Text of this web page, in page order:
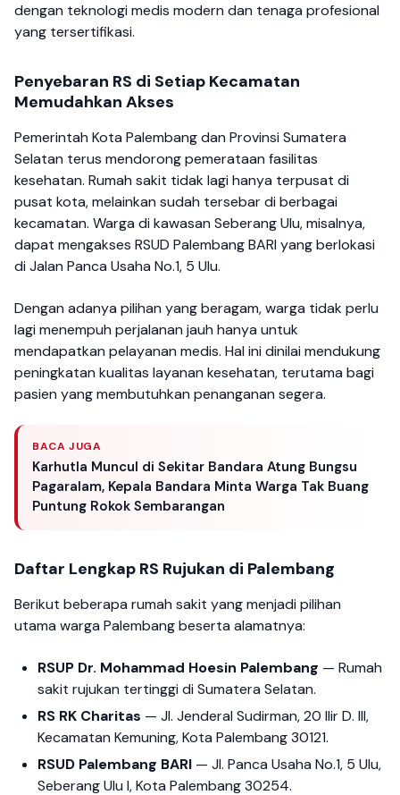
dengan teknologi medis modern dan tenaga profesional
yang tersertifikasi.
Penyebaran RS di Setiap Kecamatan
Memudahkan Akses
Pemerintah Kota Palembang dan Provinsi Sumatera
Selatan terus mendorong pemerataan fasilitas
kesehatan. Rumah sakit tidak lagi hanya terpusat di
pusat kota, melainkan sudah tersebar di berbagai
kecamatan. Warga di kawasan Seberang Ulu, misalnya,
dapat mengakses RSUD Palembang BARI yang berlokasi
di Jalan Panca Usaha No.1, 5 Ulu.
Dengan adanya pilihan yang beragam, warga tidak perlu
lagi menempuh perjalanan jauh hanya untuk
mendapatkan pelayanan medis. Hal ini dinilai mendukung
peningkatan kualitas layanan kesehatan, terutama bagi
pasien yang membutuhkan penanganan segera.
BACA JUGA
Karhutla Muncul di Sekitar Bandara Atung Bungsu
Pagaralam, Kepala Bandara Minta Warga Tak Buang
Puntung Rokok Sembarangan
Daftar Lengkap RS Rujukan di Palembang
Berikut beberapa rumah sakit yang menjadi pilihan
utama warga Palembang beserta alamatnya:
RSUP Dr. Mohammad Hoesin Palembang — Rumah
sakit rujukan tertinggi di Sumatera Selatan.
RS RK Charitas — Jl. Jenderal Sudirman, 20 Ilir D. III,
Kecamatan Kemuning, Kota Palembang 30121.
RSUD Palembang BARI— Jl. Panca Usaha No.1, 5 Ulu,
Seberang Ulu I, Kota Palembang 30254.